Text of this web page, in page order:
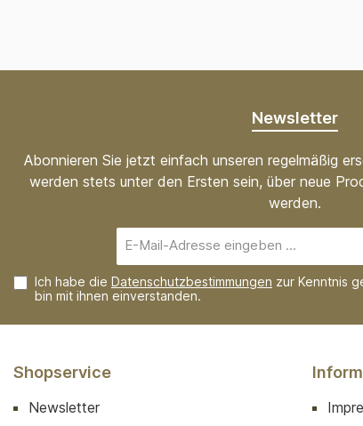
Newsletter
Abonnieren Sie jetzt einfach unseren regelmäßig
werden stets unter den Ersten sein, über neue
werden.
Mail-
Adresse*
Ich habe die Datenschutzbestimmungen zur Kenntnis
bin mit ihnen einverstanden.
Shopservice
Newsletter